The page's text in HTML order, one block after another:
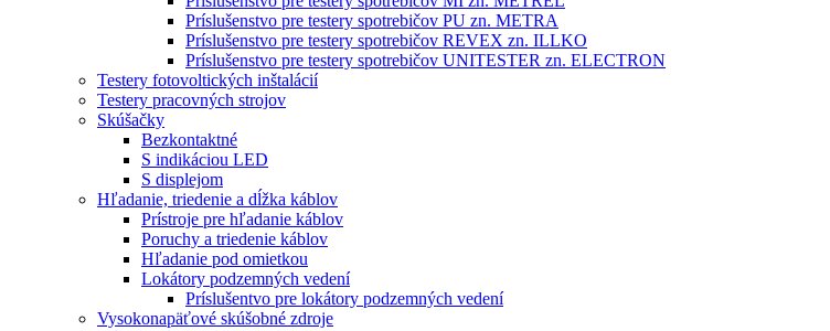
Príslušenstvo pre testery spotrebičov PU zn. METRA
Príslušenstvo pre testery spotrebičov REVEX zn. ILLKO
Príslušenstvo pre testery spotrebičov UNITESTER zn. ELECTRON
Testery fotovoltických inštalácií
Testery pracovných strojov
Skúšačky
Bezkontaktné
S indikáciou LED
S displejom
Hľadanie, triedenie a dĺžka káblov
Prístroje pre hľadanie káblov
Poruchy a triedenie káblov
Hľadanie pod omietkou
Lokátory podzemných vedení
Príslušentvo pre lokátory podzemných vedení
Vysokonapäťové skúšobné zdroje